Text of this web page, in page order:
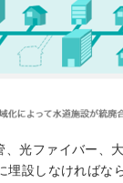
光ファイバー
設しなければな